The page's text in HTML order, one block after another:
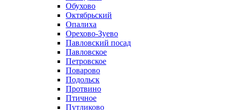
Обухово
Октябрьский
Опалиха
Орехово-Зуево
Павловский посад
Павловское
Петровское
Поварово
Подольск
Протвино
Птичное
Путликово